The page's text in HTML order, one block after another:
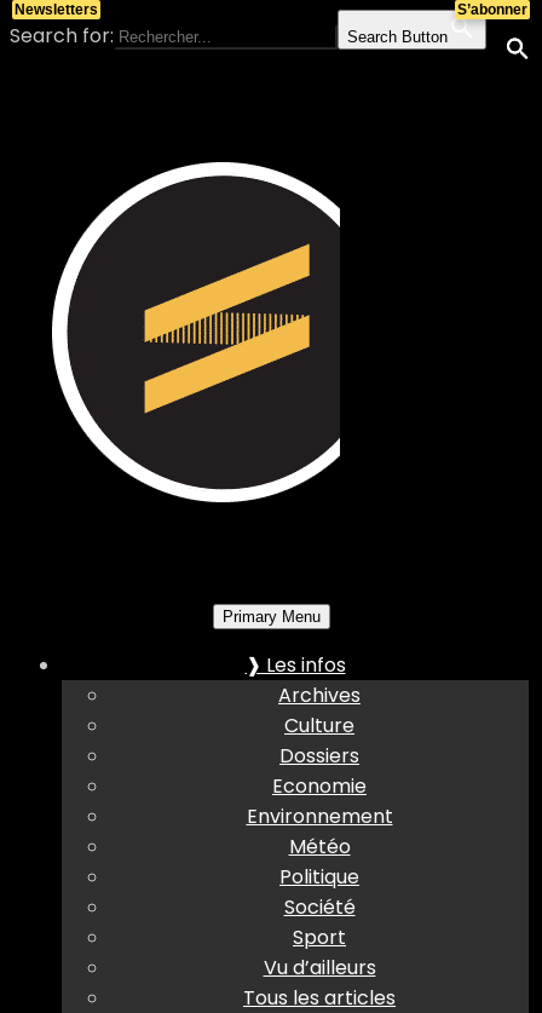
Search for: Search Button
Primary Menu
❱ Les infos
Archives
Culture
Dossiers
Economie
Environnement
Météo
Politique
Société
Sport
Vu d’ailleurs
Tous les articles
S’abonner
Newsletters